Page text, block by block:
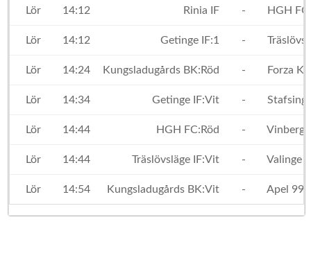
Lör 14:12 Rinia IF - HGH
Lör 14:12 Getinge IF:1 -
Lör 14:24 Kungsladugårds BK:Röd - Forza
Lör 14:34 Getinge IF:Vit -
Lör 14:44 HGH FC:Röd -
Lör 14:44 Träslövsläge IF:Vit - Valinge
Lör 14:54 Kungsladugårds BK:Vit - Apel 99